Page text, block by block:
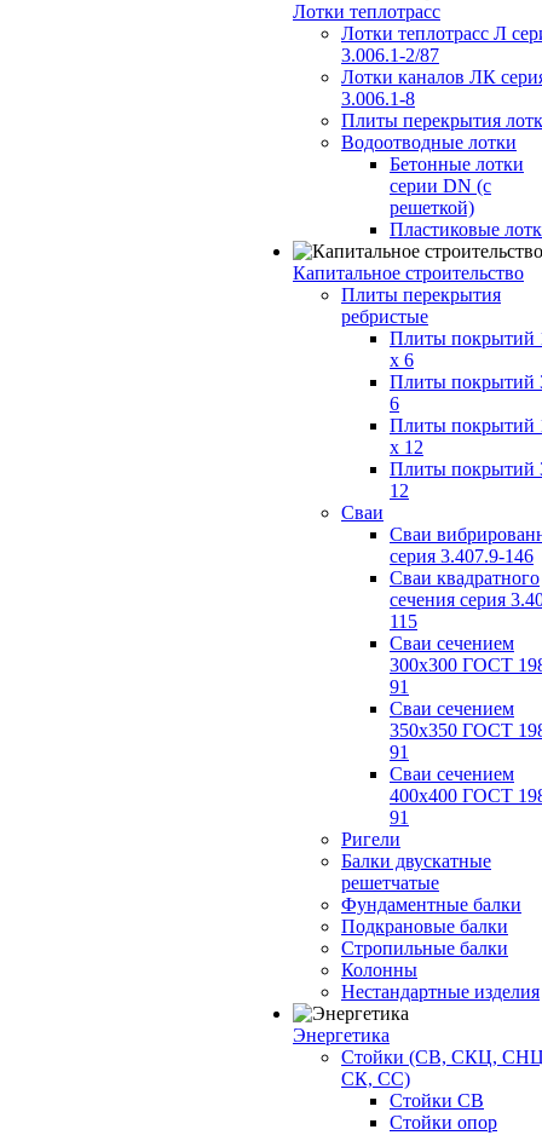
Лотки теплотрасс
Лотки теплотрасс Л
3.006.1-2/87
Лотки каналов ЛК
3.006.1-8
Плиты перекрытия
Водоотводные лотки
Бетонные лотки
серии DN (с
решеткой)
Пластиковые
Капитальное строительство
Плиты перекрытия
ребристые
Плиты покрытий
x 6
Плиты покрытий
6
Плиты покрытий
x 12
Плиты покрытий
12
Сваи
Сваи
серия 3.407.9-146
Сваи квадратного
сечения серия
115
Сваи сечением
300х300 ГОСТ
91
Сваи сечением
350х350 ГОСТ
91
Сваи сечением
400х400 ГОСТ
91
Ригели
Балки двускатные
решетчатые
Фундаментные балки
Подкрановые балки
Стропильные балки
Колонны
Нестандартные изделия
Энергетика
Стойки (СВ, СКЦ,
СК, СС)
Стойки СВ
Стойки опор